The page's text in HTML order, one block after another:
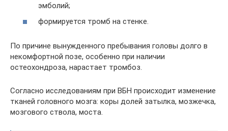
эмболий;
формируется тромб на стенке.
По причине вынужденного пребывания головы долго в
некомфортной позе, особенно при наличии
остеохондроза, нарастает тромбоз.
Согласно исследованиям при ВБН происходит изменение
тканей головного мозга: коры долей затылка, мозжечка,
мозгового ствола, моста.